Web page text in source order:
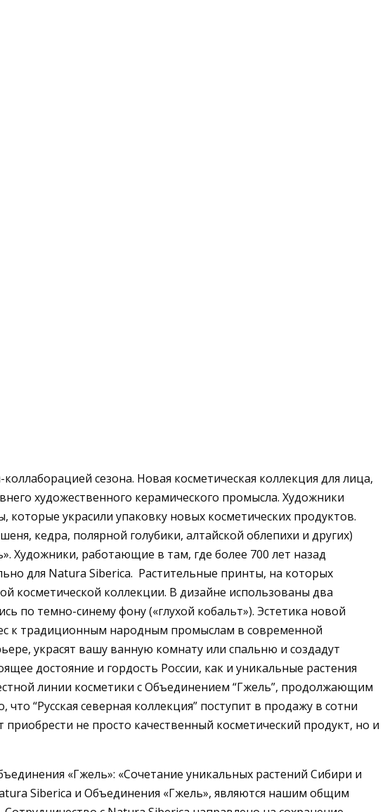
сезона. Новая косметическая коллекция для лица,
художественного керамического промысла. Художники
украсили упаковку новых косметических продуктов.
кедра, полярной голубики, алтайской облепихи и других)
Художники, работающие в там, где более 700 лет назад
для Natura Siberica. Растительные принты, на которых
косметической коллекции. В дизайне использованы два
по темно-синему фону («глухой кобальт»). Эстетика новой
к традиционным народным промыслам в современной
украсят вашу ванную комнату или спальню и создадут
достояние и гордость России, как и уникальные растения
линии косметики с Объединением “Гжель”, продолжающим
“Русская северная коллекция” поступит в продажу в сотни
не просто качественный косметический продукт, но и
«Гжель»: «Сочетание уникальных растений Сибири и
Siberica и Объединения «Гжель», являются нашим общим